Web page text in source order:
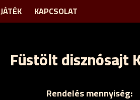
JÁTÉK KAPCSOLAT
Füstölt disznósajt
Rendelés mennyiség: